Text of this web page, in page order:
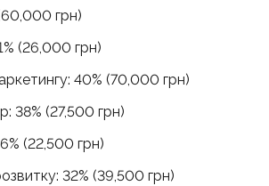
грн)
(26,000 грн)
40% (70,000 грн)
38% (27,500 грн)
(22,500 грн)
32% (39,500 грн)